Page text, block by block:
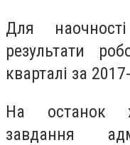
Для
результати
кварталі за
На останок
завдання